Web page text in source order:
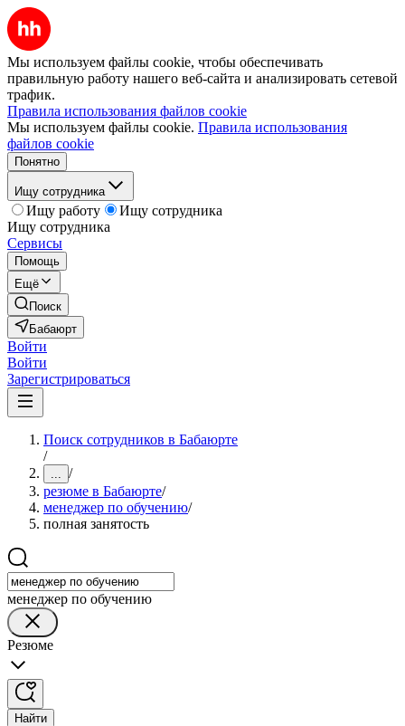
Мы используем файлы cookie, чтобы обеспечивать
правильную работу нашего веб-сайта и анализировать сетевой
трафик.
Правила использования файлов cookie
Мы используем файлы cookie. Правила использования
файлов cookie
Понятно
Ищу сотрудника
Ищу работу
Ищу сотрудника
Ищу сотрудника
Сервисы
Помощь
Ещё
Поиск
Бабаюрт
Войти
Войти
Зарегистрироваться
Поиск сотрудников в Бабаюрте
/
... /
резюме в Бабаюрте/
менеджер по обучению/
полная занятость
менеджер по обучению
Резюме
Найти